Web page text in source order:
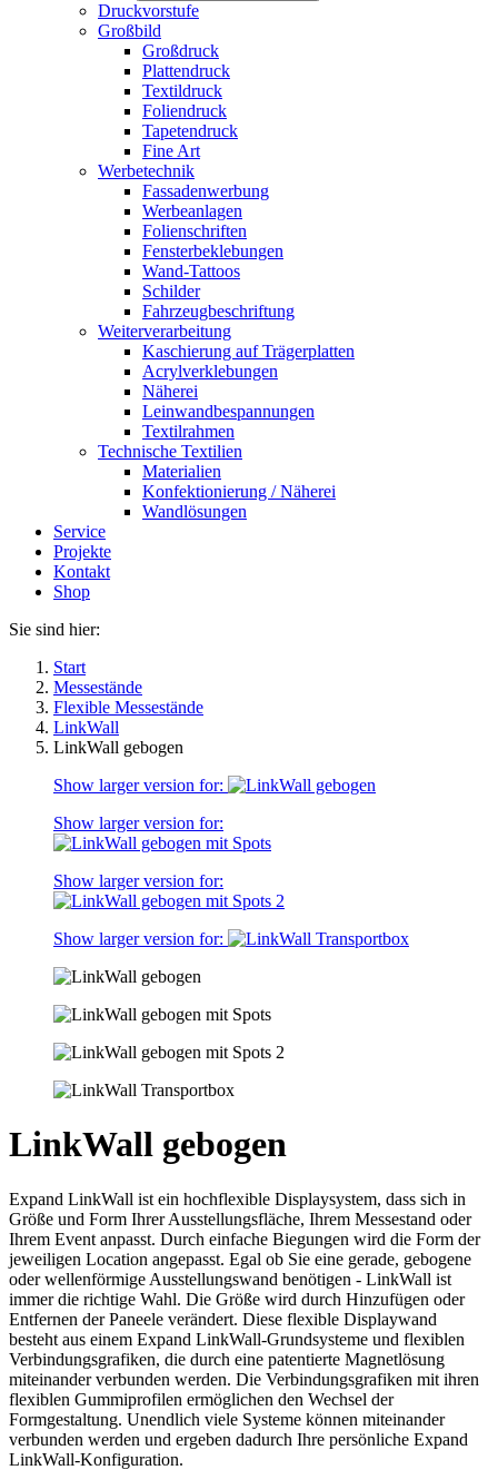
Druckvorstufe
Großbild
Großdruck
Plattendruck
Textildruck
Foliendruck
Tapetendruck
Fine Art
Werbetechnik
Fassadenwerbung
Werbeanlagen
Folienschriften
Fensterbeklebungen
Wand-Tattoos
Schilder
Fahrzeugbeschriftung
Weiterverarbeitung
Kaschierung auf Trägerplatten
Acrylverklebungen
Näherei
Leinwandbespannungen
Textilrahmen
Technische Textilien
Materialien
Konfektionierung / Näherei
Wandlösungen
Service
Projekte
Kontakt
Shop
Sie sind hier:
Start
Messestände
Flexible Messestände
LinkWall
LinkWall gebogen
Show larger version for:
Show larger version for:
Show larger version for:
Show larger version for:
LinkWall gebogen
Expand LinkWall ist ein hochflexible Displaysystem, dass sich in
Größe und Form Ihrer Ausstellungsfläche, Ihrem Messestand oder
Ihrem Event anpasst. Durch einfache Biegungen wird die Form der
jeweiligen Location angepasst. Egal ob Sie eine gerade, gebogene
oder wellenförmige Ausstellungswand benötigen - LinkWall ist
immer die richtige Wahl. Die Größe wird durch Hinzufügen oder
Entfernen der Paneele verändert. Diese flexible Displaywand
besteht aus einem Expand LinkWall-Grundsysteme und flexiblen
Verbindungsgrafiken, die durch eine patentierte Magnetlösung
miteinander verbunden werden. Die Verbindungsgrafiken mit ihren
flexiblen Gummiprofilen ermöglichen den Wechsel der
Formgestaltung. Unendlich viele Systeme können miteinander
verbunden werden und ergeben dadurch Ihre persönliche Expand
LinkWall-Konfiguration.